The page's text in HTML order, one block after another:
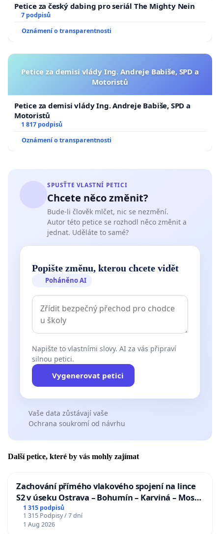
Petice za český dabing pro seriál The Mighty Nein
7 podpisů
Oznámení o transparentnosti
Petice za demisi vlády Ing. Andreje Babiše, SPD a
Motoristů
Petice za demisi vlády Ing. Andreje Babiše, SPD a
Motoristů
1 817 podpisů
Oznámení o transparentnosti
SPUSŤTE VLASTNÍ PETICI
Chcete něco změnit?
Bude-li člověk mlčet, nic se nezmění.
Autor této petice se rozhodl něco změnit a
jednat. Uděláte to samé?
Popište změnu, kterou chcete vidět
Poháněno AI
Napište to vlastními slovy. AI za vás připraví
silnou petici.
Vygenerovat petici
Vaše data zůstávají vaše
Ochrana soukromí od návrhu
Další petice, které by vás mohly zajímat
Zachování přímého vlakového spojení na lince
S2 v úseku Ostrava – Bohumín – Karviná – Mosty
u Jablunkova
1 315 podpisů
1 315 Podpisy / 7 dní
1 Aug 2026